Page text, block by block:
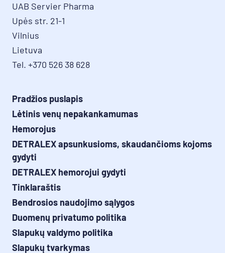
UAB Servier Pharma
Upės str. 21-1
Vilnius
Lietuva
Tel. +370 526 38 628
Pradžios puslapis
Lėtinis venų nepakankamumas
Hemorojus
DETRALEX apsunkusioms, skaudančioms kojoms
gydyti
DETRALEX hemorojui gydyti
Tinklaraštis
Bendrosios naudojimo sąlygos
Duomenų privatumo politika
Slapukų valdymo politika
Slapukų tvarkymas